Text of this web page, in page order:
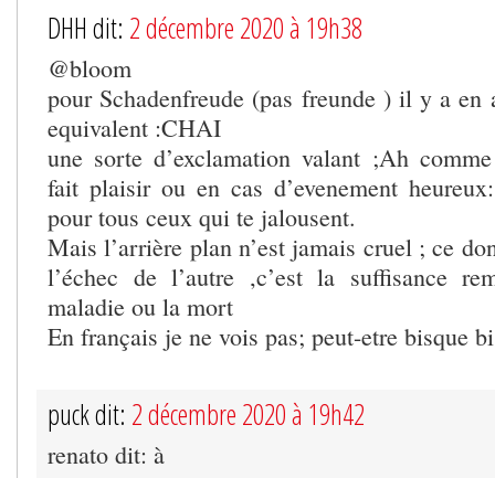
DHH dit: 2 décembre 2020 à 19h38
@bloom
pour Schadenfreude (pas freunde ) il y a en
equivalent :CHAI
une sorte d’exclamation valant ;Ah
fait plaisir ou en cas d’evenement
pour tous ceux qui te jalousent.
Mais l’arrière plan n’est jamais cruel ; ce
l’échec de l’autre ,c’est la suffisance
maladie ou la mort
En français je ne vois pas; peut-etre bisque
puck dit: 2 décembre 2020 à 19h42
renato dit: à